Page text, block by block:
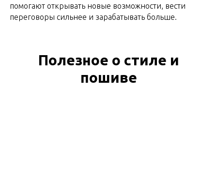
помогают открывать новые возможности, вести
переговоры сильнее и зарабатывать больше.
Полезное о стиле и
пошиве